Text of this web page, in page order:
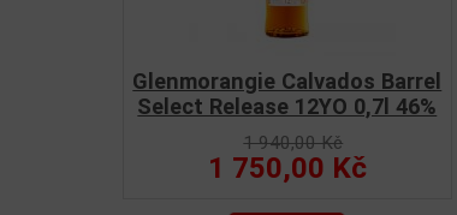
Glenmorangie Calvados Barrel
Select Release 12YO 0,7l 46%
1 940,00 Kč
1 750,00 Kč